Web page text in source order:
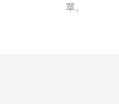
單。